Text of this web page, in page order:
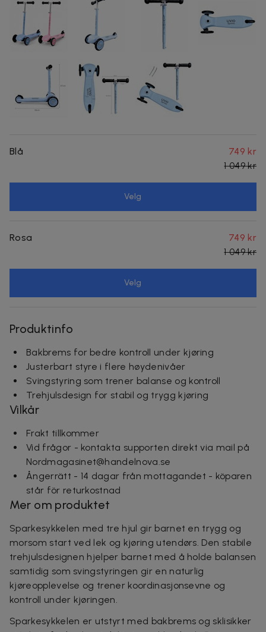
Blå
749 kr
1 049 kr
Velg
Rosa
749 kr
1 049 kr
Velg
Produktinfo
Bakbrems for bedre kontroll under kjøring
Justerbart styre i flere høydenivåer
Svingstyring som trener balanse og kontroll
Trehjulsdesign for stabil og trygg kjøring
Vilkår
Frakt tillkommer
Vid frågor - kontakta supporten direkt via mail på
Nordmagasinet@handelnova.se
Ångerrätt - 14 dagar från mottagandet - köparen
står för returkostnad
Mer om produktet
Sparkesykkelen med tre hjul gir barnet en trygg og
morsom start ved lek og kjøring utendørs. Den stabile
trehjulsdesignen hjelper barnet med å holde balansen
samtidig som svingstyringen gir en naturlig
kjøreopplevelse og trener koordinasjonsevne og
kontroll under kjøringen.
Sparkesykkelen er utstyrt med bakbrems og sklisikker